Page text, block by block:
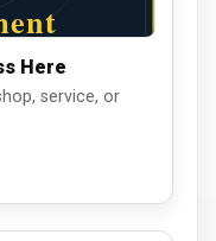
Here
service, or